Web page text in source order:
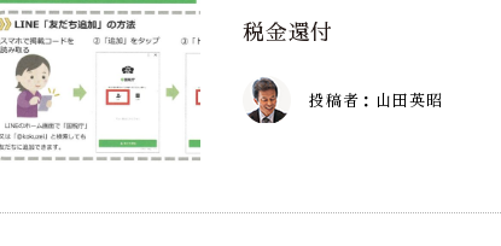
税金還付
投稿者：山田英昭